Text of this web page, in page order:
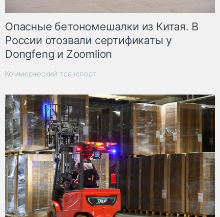
Опасные бетономешалки из Китая. В
России отозвали сертификаты у
Dongfeng и Zoomlion
Коммерческий транспорт